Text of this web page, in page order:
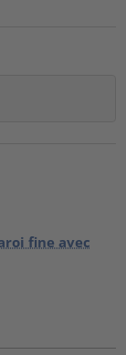
fine avec